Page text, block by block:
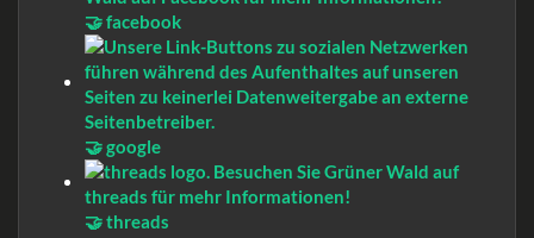
🤝 facebook
🤝 google
🤝 threads